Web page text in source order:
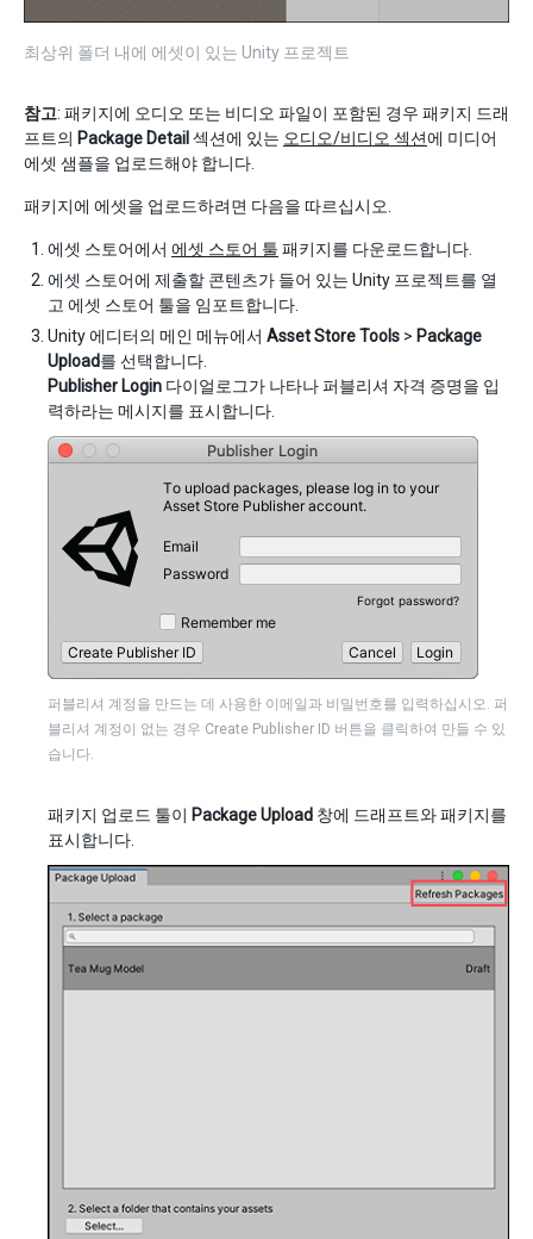
최상위 폴더 내에 에셋이 있는 Unity 프로젝트
참고: 패키지에 오디오 또는 비디오 파일이 포함된 경우 패키지 드래
프트의 Package Detail섹션에 있는 오디오/비디오 섹션에 미디어
에셋 샘플을 업로드해야 합니다.
패키지에 에셋을 업로드하려면 다음을 따르십시오.
에셋 스토어에서 에셋 스토어 툴 패키지를 다운로드합니다.
에셋 스토어에 제출할 콘텐츠가 들어 있는 Unity 프로젝트를 열
고 에셋 스토어 툴을 임포트합니다.
Unity 에디터의 메인 메뉴에서 Asset Store Tools > Package
Upload를 선택합니다.
Publisher Login 다이얼로그가 나타나 퍼블리셔 자격 증명을 입
력하라는 메시지를 표시합니다.
퍼블리셔 계정을 만드는 데 사용한 이메일과 비밀번호를 입력하십시오. 퍼
블리셔 계정이 없는 경우 Create Publisher ID 버튼을 클릭하여 만들 수 있
습니다.
패키지 업로드 툴이 Package Upload 창에 드래프트와 패키지를
표시합니다.